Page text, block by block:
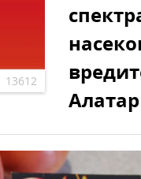
13612
Алатар